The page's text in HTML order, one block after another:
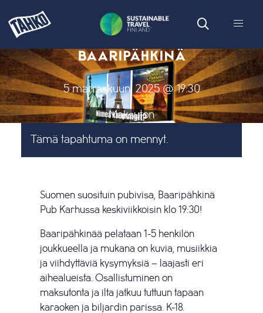
BAARIPÄHKINÄ
5 marraskuun, 2025 @ 19:30
Maksuton
Tämä tapahtuma on mennyt.
Suomen suosituin pubivisa, Baaripähkinä
Pub Karhussa keskiviikkoisin klo 19:30!
Baaripähkinää pelataan 1-5 henkilön
joukkueella ja mukana on kuvia, musiikkia
ja viihdyttäviä kysymyksiä – laajasti eri
aihealueista. Osallistuminen on
maksutonta ja ilta jatkuu tuttuun tapaan
karaoken ja biljardin parissa. K-18.